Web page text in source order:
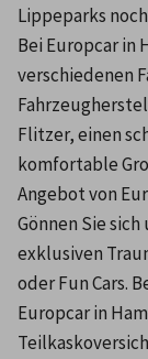
Lippeparks
Bei Europcar in
verschiedenen
Flitzer, einen
komfortable
Angebot von
Gönnen Sie
exklusiven
oder Fun Cars.
Europcar in